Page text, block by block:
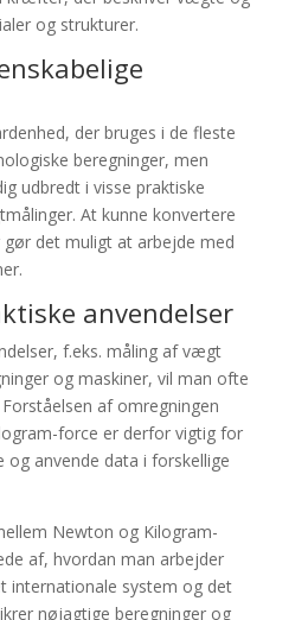
og strukturer.
der bruges i de fleste
beregninger, men
udbredt i visse praktiske
At kunne konvertere
det muligt at arbejde med
anvendelser
f.eks. måling af vægt
og maskiner, vil man ofte
af omregningen
force er derfor vigtig for
og anvende data i forskellige
Newton og Kilogram-
af, hvordan man arbejder
internationale system og det
nøjagtige beregninger og